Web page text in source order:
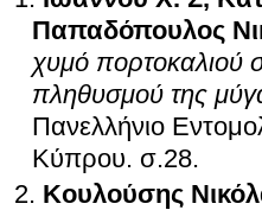
Παπαδόπουλος
χυμό πορτοκαλιού
πληθυσμού της
Πανελλήνιο
Κύπρου. σ.28.
Κουλούσης